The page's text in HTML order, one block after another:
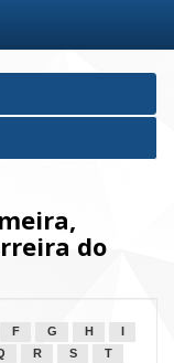
do
F G H
R S
T